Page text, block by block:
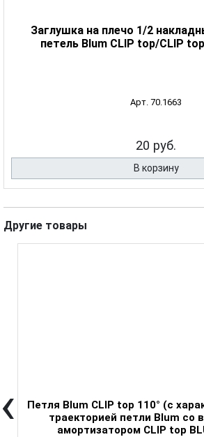
Заглушка на плечо 1/2
петель Blum CLIP top/CLIP
Арт. 70.1663
20 руб.
В корзину
Другие товары
Петля Blum CLIP top 110° (с
траекторией петли Blum со
амортизатором CLIP top
‹